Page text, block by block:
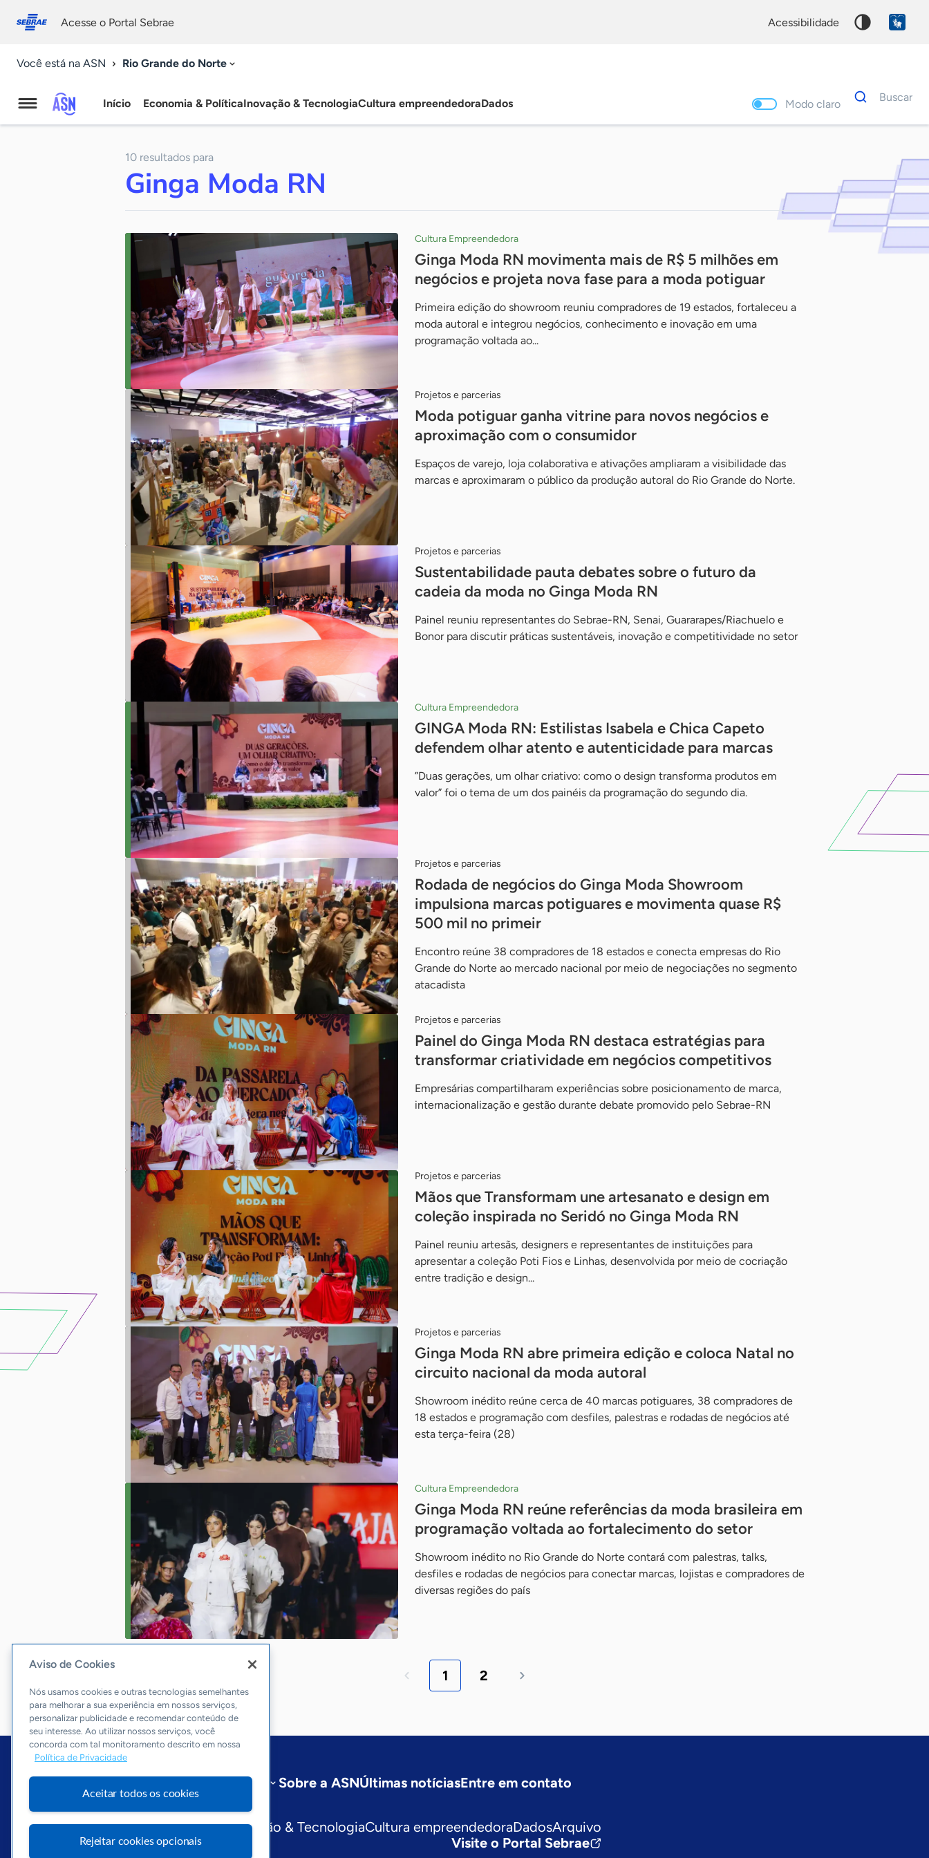
conosco
Acesse o Portal Sebrae acessibilidade
Você está na ASN Rio Grande do Norte
Agência
Notícias
Início Economia & PolíticaInovação & TecnologiaCultura empreendedoraDados Modo claro
Dados
para
Buscar
10 resultados para
Ginga Moda RN
Cultura Empreendedora
Ginga Moda RN movimenta mais de R$ 5 milhões em
negócios e projeta nova fase para a moda potiguar
Primeira edição do showroom reuniu compradores de 19 estados, fortaleceu a
moda autoral e integrou negócios, conhecimento e inovação em uma
programação voltada ao...
Projetos e parcerias
Moda potiguar ganha vitrine para novos negócios e
aproximação com o consumidor
Espaços de varejo, loja colaborativa e ativações ampliaram a visibilidade das
marcas e aproximaram o público da produção autoral do Rio Grande do Norte.
Projetos e parcerias
Sustentabilidade pauta debates sobre o futuro da
cadeia da moda no Ginga Moda RN
Painel reuniu representantes do Sebrae-RN, Senai, Guararapes/Riachuelo e
Bonor para discutir práticas sustentáveis, inovação e competitividade no setor
Cultura Empreendedora
GINGA Moda RN: Estilistas Isabela e Chica Capeto
defendem olhar atento e autenticidade para marcas
”Duas gerações, um olhar criativo: como o design transforma produtos em
valor” foi o tema de um dos painéis da programação do segundo dia.
Projetos e parcerias
Rodada de negócios do Ginga Moda Showroom
impulsiona marcas potiguares e movimenta quase R$
500 mil no primeir
Encontro reúne 38 compradores de 18 estados e conecta empresas do Rio
Grande do Norte ao mercado nacional por meio de negociações no segmento
atacadista
Projetos e parcerias
Painel do Ginga Moda RN destaca estratégias para
transformar criatividade em negócios competitivos
Empresárias compartilharam experiências sobre posicionamento de marca,
internacionalização e gestão durante debate promovido pelo Sebrae-RN
Projetos e parcerias
Mãos que Transformam une artesanato e design em
coleção inspirada no Seridó no Ginga Moda RN
Painel reuniu artesãs, designers e representantes de instituições para
apresentar a coleção Poti Fios e Linhas, desenvolvida por meio de cocriação
entre tradição e design...
Projetos e parcerias
Ginga Moda RN abre primeira edição e coloca Natal no
circuito nacional da moda autoral
Showroom inédito reúne cerca de 40 marcas potiguares, 38 compradores de
18 estados e programação com desfiles, palestras e rodadas de negócios até
esta terça-feira (28)
Cultura Empreendedora
Ginga Moda RN reúne referências da moda brasileira em
programação voltada ao fortalecimento do setor
Showroom inédito no Rio Grande do Norte contará com palestras, talks,
desfiles e rodadas de negócios para conectar marcas, lojistas e compradores de
diversas regiões do país
1 2
Rio Grande do Norte Sobre a ASNÚltimas notíciasEntre em contato
Editorias
Economia & PolíticaInovação & TecnologiaCultura empreendedoraDadosArquivo
Visite o Portal Sebrae
Aviso de Cookies
Nós usamos cookies e outras tecnologias semelhantes
para melhorar a sua experiência em nossos serviços,
personalizar publicidade e recomendar conteúdo de
seu interesse. Ao utilizar nossos serviços, você
concorda com tal monitoramento descrito em nossa
Política de Privacidade
Aceitar todos os cookies
Rejeitar cookies opcionais